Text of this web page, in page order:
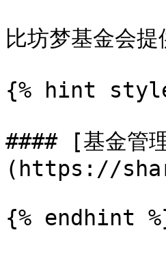
比坊梦基金会
{% hint
#### [基金管
(https://
{% endhint